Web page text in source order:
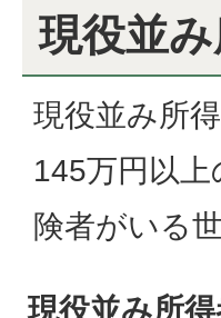
現役並
現役並み所
145万円以
険者がいる
現役並み所